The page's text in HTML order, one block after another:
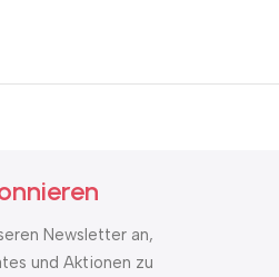
Newsletter an,
und Aktionen zu